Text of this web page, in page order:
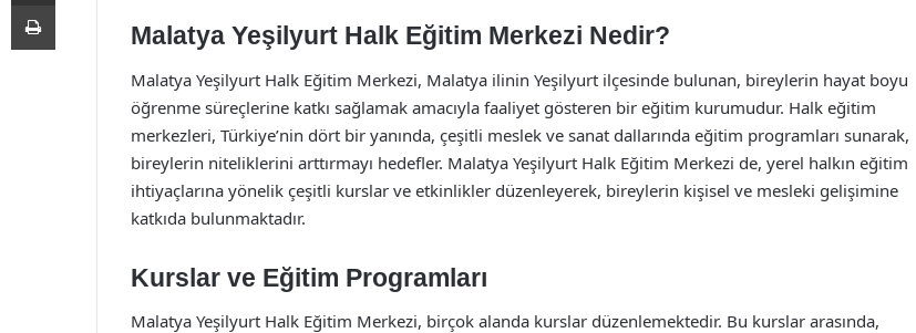
Malatya Yeşilyurt Halk Eğitim Merkezi Nedir?
Malatya Yeşilyurt Halk Eğitim Merkezi, Malatya ilinin Yeşilyurt ilçesinde bulunan, bireylerin hayat boyu
öğrenme süreçlerine katkı sağlamak amacıyla faaliyet gösteren bir eğitim kurumudur. Halk eğitim
merkezleri, Türkiye’nin dört bir yanında, çeşitli meslek ve sanat dallarında eğitim programları sunarak,
bireylerin niteliklerini arttırmayı hedefler. Malatya Yeşilyurt Halk Eğitim Merkezi de, yerel halkın eğitim
ihtiyaçlarına yönelik çeşitli kurslar ve etkinlikler düzenleyerek, bireylerin kişisel ve mesleki gelişimine
katkıda bulunmaktadır.
Kurslar ve Eğitim Programları
Malatya Yeşilyurt Halk Eğitim Merkezi, birçok alanda kurslar düzenlemektedir. Bu kurslar arasında,